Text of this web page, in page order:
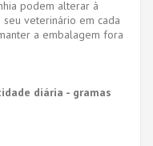
podem alterar à
veterinário em cada
a embalagem fora
diária - gramas